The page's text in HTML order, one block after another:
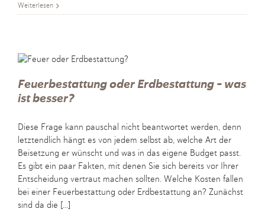
Weiterlesen
Feuerbestattung oder Erdbestattung – was
ist besser?
Diese Frage kann pauschal nicht beantwortet werden, denn
letztendlich hängt es von jedem selbst ab, welche Art der
Beisetzung er wünscht und was in das eigene Budget passt.
Es gibt ein paar Fakten, mit denen Sie sich bereits vor Ihrer
Entscheidung vertraut machen sollten. Welche Kosten fallen
bei einer Feuerbestattung oder Erdbestattung an? Zunächst
sind da die [...]